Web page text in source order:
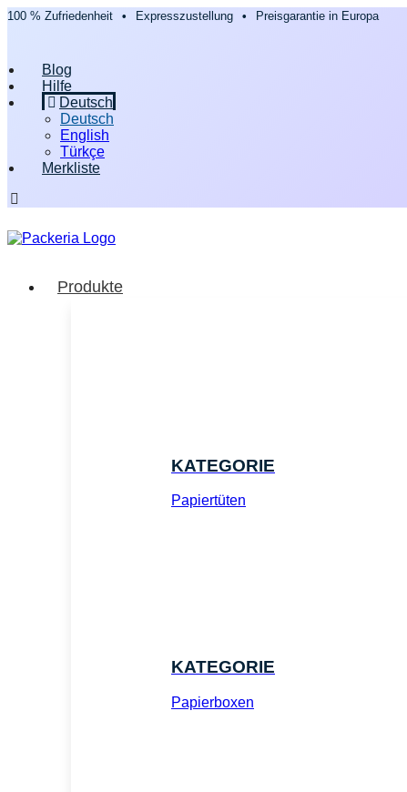
100 % Zufriedenheit • Expresszustellung • Preisgarantie in Europa
Blog
Hilfe
Deutsch
Deutsch
English
Türkçe
Merkliste
Produkte
KATEGORIE
Papiertüten
KATEGORIE
Papierboxen